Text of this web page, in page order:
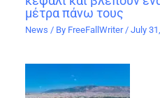
μέτρα πάνω τους
News / By FreeFallWriter /July